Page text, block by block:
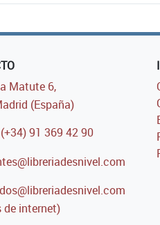
Matute 6,
(España)
91 369 42 90
de internet)